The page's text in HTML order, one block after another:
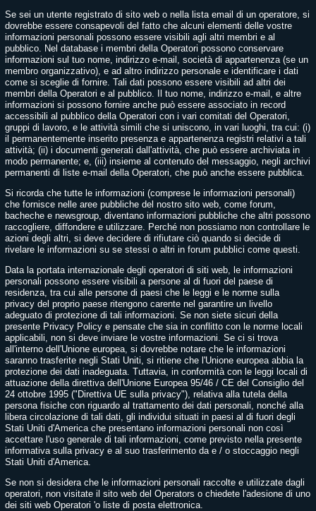
Se sei un utente registrato di sito web o nella lista email di un operatore, si
dovrebbe essere consapevoli del fatto che alcuni elementi delle vostre
informazioni personali possono essere visibili agli altri membri e al
pubblico. Nel database i membri della Operatori possono conservare
informazioni sul tuo nome, indirizzo e-mail, società di appartenenza (se un
membro organizzativo), e ad altro indirizzo personale e identificare i dati
come si sceglie di fornire. Tali dati possono essere visibili ad altri dei
membri della Operatori e al pubblico. Il tuo nome, indirizzo e-mail, e altre
informazioni si possono fornire anche può essere associato in record
accessibili al pubblico della Operatori con i vari comitati del Operatori,
gruppi di lavoro, e le attività simili che si uniscono, in vari luoghi, tra cui: (i)
il permanentemente inserito presenza e appartenenza registri relativi a tali
attività; (ii) i documenti generati dall'attività, che può essere archiviata in
modo permanente; e, (iii) insieme al contenuto del messaggio, negli archivi
permanenti di liste e-mail della Operatori, che può anche essere pubblica.
Si ricorda che tutte le informazioni (comprese le informazioni personali)
che fornisce nelle aree pubbliche del nostro sito web, come forum,
bacheche e newsgroup, diventano informazioni pubbliche che altri possono
raccogliere, diffondere e utilizzare. Perché non possiamo non controllare le
azioni degli altri, si deve decidere di rifiutare ciò quando si decide di
rivelare le informazioni su se stessi o altri in forum pubblici come questi.
Data la portata internazionale degli operatori di siti web, le informazioni
personali possono essere visibili a persone al di fuori del paese di
residenza, tra cui alle persone di paesi che le leggi e le norme sulla
privacy del proprio paese ritengono carente nel garantire un livello
adeguato di protezione di tali informazioni. Se non siete sicuri della
presente Privacy Policy e pensate che sia in conflitto con le norme locali
applicabili, non si deve inviare le vostre informazioni. Se ci si trova
all'interno dell'Unione europea, si dovrebbe notare che le informazioni
saranno trasferite negli Stati Uniti, si ritiene che l'Unione europea abbia la
protezione dei dati inadeguata. Tuttavia, in conformità con le leggi locali di
attuazione della direttiva dell'Unione Europea 95/46 / CE del Consiglio del
24 ottobre 1995 ("Direttiva UE sulla privacy"), relativa alla tutela della
persona fisiche con riguardo al trattamento dei dati personali, nonché alla
libera circolazione di tali dati, gli individui situati in paesi al di fuori degli
Stati Uniti d'America che presentano informazioni personali non così
accettare l'uso generale di tali informazioni, come previsto nella presente
informativa sulla privacy e al suo trasferimento da e / o stoccaggio negli
Stati Uniti d'America.
Se non si desidera che le informazioni personali raccolte e utilizzate dagli
operatori, non visitate il sito web del Operators o chiedete l'adesione di uno
dei siti web Operatori 'o liste di posta elettronica.